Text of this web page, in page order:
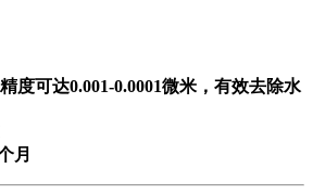
度可达0.001-0.0001微米，有效去除水
月